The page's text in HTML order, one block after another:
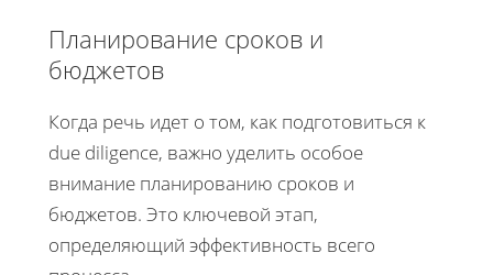
Планирование сроков и
бюджетов
Когда речь идет о том, как подготовиться к
due diligence, важно уделить особое
внимание планированию сроков и
бюджетов. Это ключевой этап,
определяющий эффективность всего